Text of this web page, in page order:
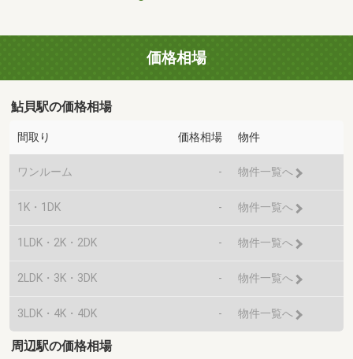
価格相場
鮎貝駅の価格相場
間取り 価格相場 物件
ワンルーム - 物件一覧へ
1K・1DK - 物件一覧へ
1LDK・2K・2DK - 物件一覧へ
2LDK・3K・3DK - 物件一覧へ
3LDK・4K・4DK - 物件一覧へ
周辺駅の価格相場